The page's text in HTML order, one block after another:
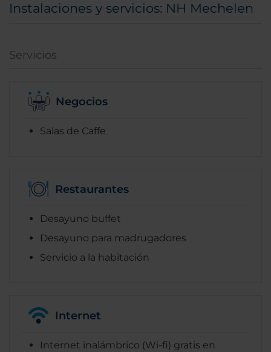
Instalaciones y servicios: NH Mechelen
Servicios
Negocios
Salas de Caffe
Restaurantes
Desayuno buffet
Desayuno para madrugadores
Servicio a la habitación
Internet
Internet inalámbrico (Wi-fi) gratis en